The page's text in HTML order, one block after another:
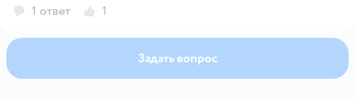
1 ответ 1
Задать вопрос